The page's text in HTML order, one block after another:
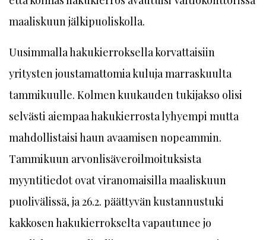
maaliskuun jälkipuoliskolla.
Uusimmalla hakukierroksella korvattaisiin
yritysten joustamattomia kuluja marraskuulta
tammikuulle. Kolmen kuukauden tukijakso olisi
selvästi aiempaa hakukierrosta lyhyempi mutta
mahdollistaisi haun avaamisen nopeammin.
Tammikuun arvonlisäveroilmoituksista
myyntitiedot ovat viranomaisilla maaliskuun
puolivälissä, ja 26.2. päättyvän kustannustuki
kakkosen hakukierrokselta vapautunee jo